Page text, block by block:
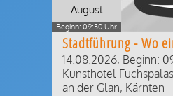
August
Beginn: 09:30 Uhr
14.08.2026, Beginn:
Kunsthotel
an der Glan, Kärnten